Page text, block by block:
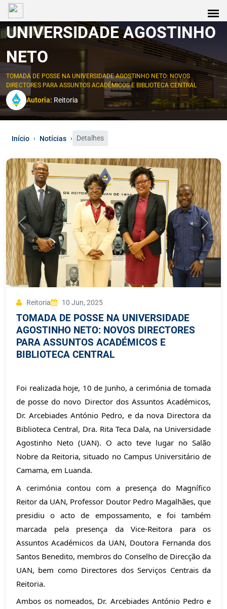
UNIVERSIDADE AGOSTINHO
NETO
TOMADA DE POSSE NA UNIVERSIDADE AGOSTINHO NETO: NOVOS
DIRECTORES PARA ASSUNTOS ACADÉMICOS E BIBLIOTECA CENTRAL
Autoria: Reitoria
Início › Notícias › Detalhes
01234
Reitoria 10 Jun, 2025
TOMADA DE POSSE NA UNIVERSIDADE
AGOSTINHO NETO: NOVOS DIRECTORES
PARA ASSUNTOS ACADÉMICOS E
BIBLIOTECA CENTRAL
Foi realizada hoje, 10 de Junho, a cerimónia de tomada
de posse do novo Director dos Assuntos Académicos,
Dr. Arcebiades António Pedro, e da nova Directora da
Biblioteca Central, Dra. Rita Teca Dala, na Universidade
Agostinho Neto (UAN). O acto teve lugar no Salão
Nobre da Reitoria, situado no Campus Universitário de
Camama, em Luanda.
A cerimónia contou com a presença do Magnífico
Reitor da UAN, Professor Doutor Pedro Magalhães, que
presidiu o acto de empossamento, e foi também
marcada pela presença da Vice-Reitora para os
Assuntos Académicos da UAN, Doutora Fernanda dos
Santos Benedito, membros do Conselho de Direcção da
UAN, bem como Directores dos Serviços Centrais da
Reitoria.
Ambos os nomeados, Dr. Arcebiades António Pedro e